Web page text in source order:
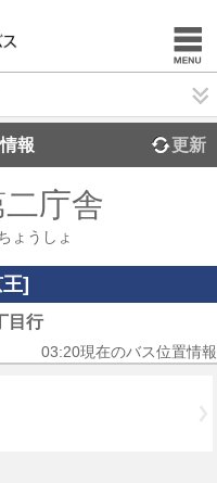
報 更新
庁舎
ょうしょ
]
目行
03:20現在のバス位置情報